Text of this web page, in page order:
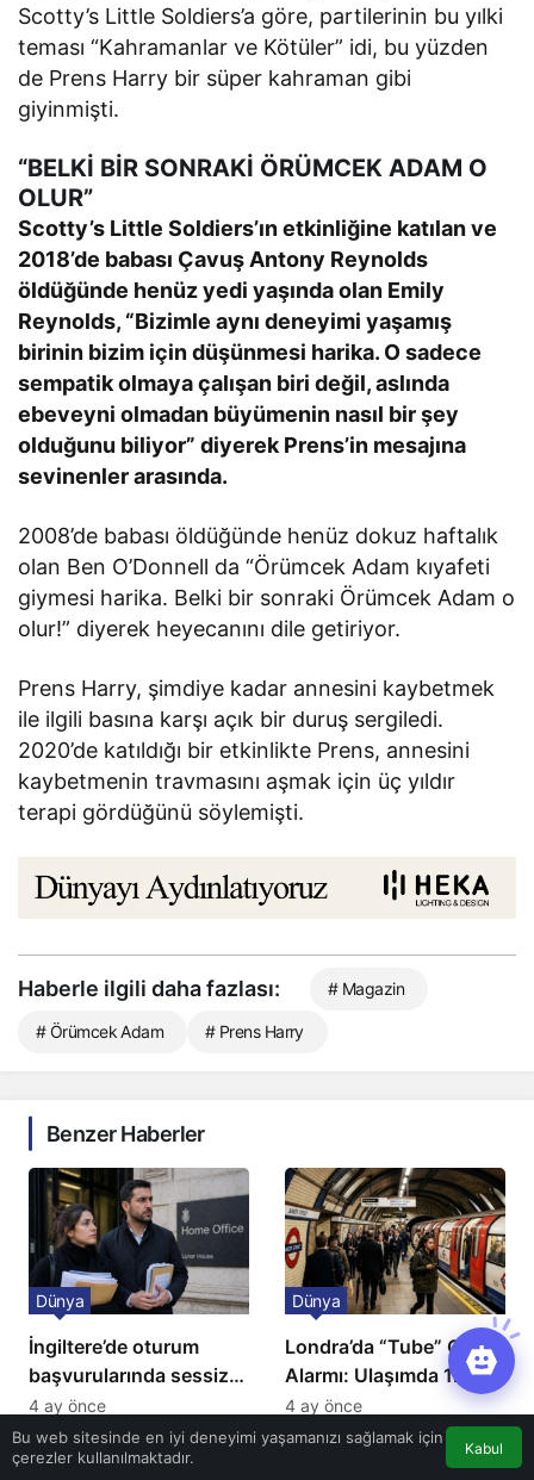
Scotty’s Little Soldiers’a göre, partilerinin bu yılki
teması “Kahramanlar ve Kötüler” idi, bu yüzden
de Prens Harry bir süper kahraman gibi
giyinmişti.
“BELKİ BİR SONRAKİ ÖRÜMCEK ADAM O
OLUR”
Scotty’s Little Soldiers’ın etkinliğine katılan ve
2018’de babası Çavuş Antony Reynolds
öldüğünde henüz yedi yaşında olan Emily
Reynolds, “Bizimle aynı deneyimi yaşamış
birinin bizim için düşünmesi harika. O sadece
sempatik olmaya çalışan biri değil, aslında
ebeveyni olmadan büyümenin nasıl bir şey
olduğunu biliyor” diyerek Prens’in mesajına
sevinenler arasında.
2008’de babası öldüğünde henüz dokuz haftalık
olan Ben O’Donnell da “Örümcek Adam kıyafeti
giymesi harika. Belki bir sonraki Örümcek Adam o
olur!” diyerek heyecanını dile getiriyor.
Prens Harry, şimdiye kadar annesini kaybetmek
ile ilgili basına karşı açık bir duruş sergiledi.
2020’de katıldığı bir etkinlikte Prens, annesini
kaybetmenin travmasını aşmak için üç yıldır
terapi gördüğünü söylemişti.
Haberle ilgili daha fazlası: # Magazin
# Örümcek Adam # Prens Harry
Benzer Haberler
İngiltere’de oturum
başvurularında sessiz
kriz: Büyükelçilikten
açıklama!
Dünya
4 ay önce
Londra’da “Tube” Grevi
Alarmı: Ulaşımda 12
Günlük Kaos Kapıda
Dünya
4 ay önce
Bu web sitesinde en iyi deneyimi yaşamanızı sağlamak için
çerezler kullanılmaktadır.
Kabul